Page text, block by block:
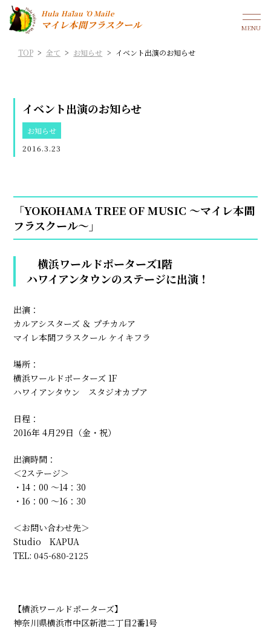
Hula Hālau ’O Maile
マイレ本間フラスクール
TOP > 全て > お知らせ > イベント出演のお知らせ
イベント出演のお知らせ
お知らせ
2016.3.23
「YOKOHAMA TREE OF MUSIC ～マイレ本間
フラスクール～」
横浜ワールドポーターズ1階
ハワイアンタウンのステージに出演！
出演：
カルアシスターズ ＆ プチカルア
マイレ本間フラスクール ケイキフラ
場所：
横浜ワールドポーターズ 1F
ハワイアンタウン スタジオカプア
日程：
2016年 4月29日（金・祝）
出演時間：
＜2ステージ＞
・14：00 ～14：30
・16：00 ～16：30
＜お問い合わせ先＞
Studio KAPUA
TEL: 045-680-2125
【横浜ワールドポーターズ】
神奈川県横浜市中区新港二丁目2番1号